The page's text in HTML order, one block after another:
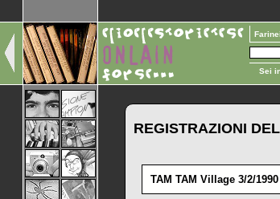
Sei
Farinei
REGISTRAZIONI
TAM TAM Village 3/2/